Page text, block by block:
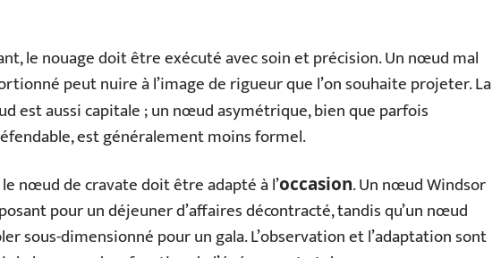
le nouage doit être exécuté avec soin et précision. Un nœud mal
peut nuire à l’image de rigueur que l’on souhaite projeter. La
est aussi capitale ; un nœud asymétrique, bien que parfois
est généralement moins formel.
le nœud de cravate doit être adapté à l’occasion. Un nœud Windsor
pour un déjeuner d’affaires décontracté, tandis qu’un nœud
sous-dimensionné pour un gala. L’observation et l’adaptation sont